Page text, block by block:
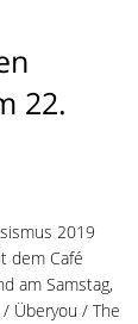
22.
2019
dem Café
am Samstag,
Überyou / The